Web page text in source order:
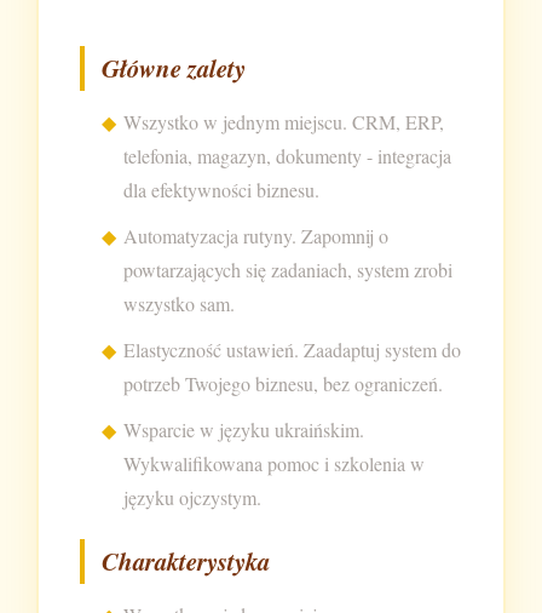
Główne zalety
Wszystko w jednym miejscu. CRM, ERP,
telefonia, magazyn, dokumenty - integracja
dla efektywności biznesu.
Automatyzacja rutyny. Zapomnij o
powtarzających się zadaniach, system zrobi
wszystko sam.
Elastyczność ustawień. Zaadaptuj system do
potrzeb Twojego biznesu, bez ograniczeń.
Wsparcie w języku ukraińskim.
Wykwalifikowana pomoc i szkolenia w
języku ojczystym.
Charakterystyka